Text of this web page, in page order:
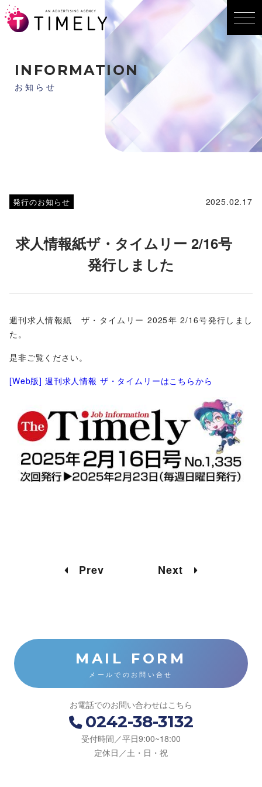
INFORMATION
お知らせ
発行のお知らせ 2025.02.17
求人情報紙ザ・タイムリー 2/16号
発行しました
週刊求人情報紙 ザ・タイムリー 2025年 2/16号発行しまし
た。
是非ご覧ください。
[Web版] 週刊求人情報 ザ・タイムリーはこちらから
Prev Next
MAIL FORM
メールでのお問い合せ
お電話でのお問い合わせはこちら
0242-38-3132
受付時間／平日9:00~18:00
定休日／土・日・祝